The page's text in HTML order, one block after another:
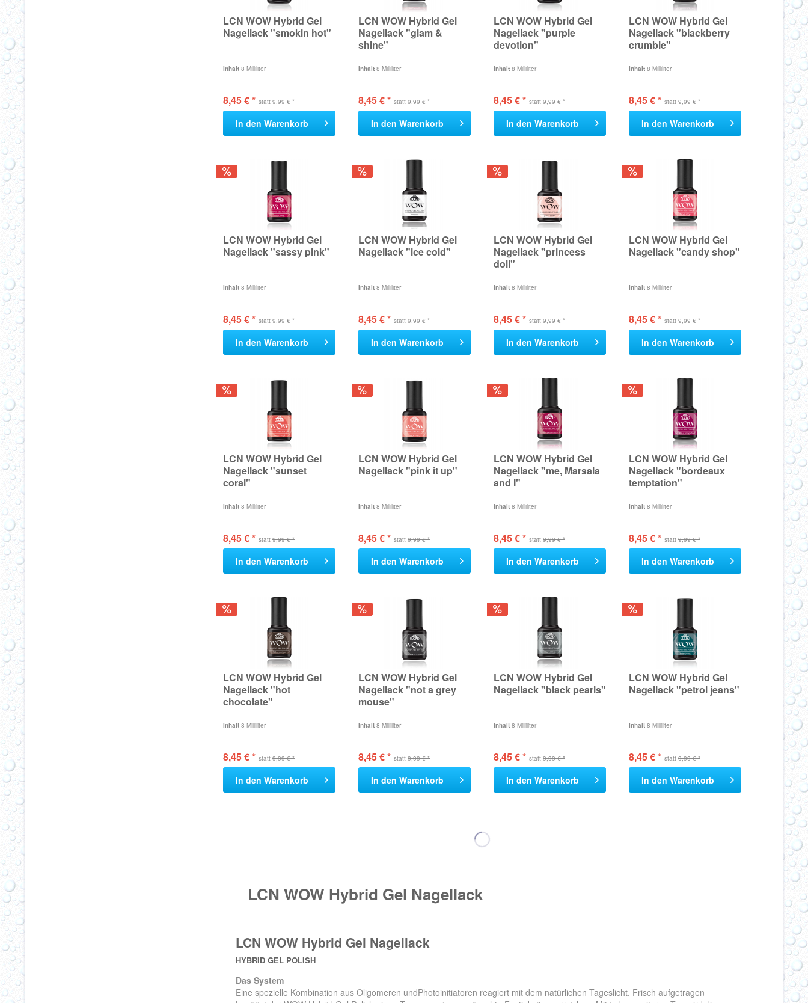
LCN WOW Hybrid Gel
Nagellack "smokin hot"
Inhalt 8 Milliliter
statt 9,99 € *
8,45 € *
In den Warenkorb
LCN WOW Hybrid Gel
Nagellack "glam &
shine"
Inhalt 8 Milliliter
statt 9,99 € *
8,45 € *
In den Warenkorb
LCN WOW Hybrid Gel
Nagellack "purple
devotion"
Inhalt 8 Milliliter
statt 9,99 € *
8,45 € *
In den Warenkorb
LCN WOW Hybrid Gel
Nagellack "blackberry
crumble"
Inhalt 8 Milliliter
statt 9,99 € *
8,45 € *
In den Warenkorb
LCN WOW Hybrid Gel
Nagellack "sassy pink"
Inhalt 8 Milliliter
statt 9,99 € *
8,45 € *
In den Warenkorb
LCN WOW Hybrid Gel
Nagellack "ice cold"
Inhalt 8 Milliliter
statt 9,99 € *
8,45 € *
In den Warenkorb
LCN WOW Hybrid Gel
Nagellack "princess
doll"
Inhalt 8 Milliliter
statt 9,99 € *
8,45 € *
In den Warenkorb
LCN WOW Hybrid Gel
Nagellack "candy shop"
Inhalt 8 Milliliter
statt 9,99 € *
8,45 € *
In den Warenkorb
LCN WOW Hybrid Gel
Nagellack "sunset
coral"
Inhalt 8 Milliliter
statt 9,99 € *
8,45 € *
In den Warenkorb
LCN WOW Hybrid Gel
Nagellack "pink it up"
Inhalt 8 Milliliter
statt 9,99 € *
8,45 € *
In den Warenkorb
LCN WOW Hybrid Gel
Nagellack "me, Marsala
and I"
Inhalt 8 Milliliter
statt 9,99 € *
8,45 € *
In den Warenkorb
LCN WOW Hybrid Gel
Nagellack "bordeaux
temptation"
Inhalt 8 Milliliter
statt 9,99 € *
8,45 € *
In den Warenkorb
LCN WOW Hybrid Gel
Nagellack "hot
chocolate"
Inhalt 8 Milliliter
statt 9,99 € *
8,45 € *
In den Warenkorb
LCN WOW Hybrid Gel
Nagellack "not a grey
mouse"
Inhalt 8 Milliliter
statt 9,99 € *
8,45 € *
In den Warenkorb
LCN WOW Hybrid Gel
Nagellack "black pearls"
Inhalt 8 Milliliter
statt 9,99 € *
8,45 € *
In den Warenkorb
LCN WOW Hybrid Gel
Nagellack "petrol jeans"
Inhalt 8 Milliliter
statt 9,99 € *
8,45 € *
In den Warenkorb
LCN WOW Hybrid Gel Nagellack
LCN WOW Hybrid Gel Nagellack
HYBRID GEL POLISH
Das System
Eine spezielle Kombination aus Oligomeren undPhotoinitiatoren reagiert mit dem natürlichen Tageslicht. Frisch aufgetragen